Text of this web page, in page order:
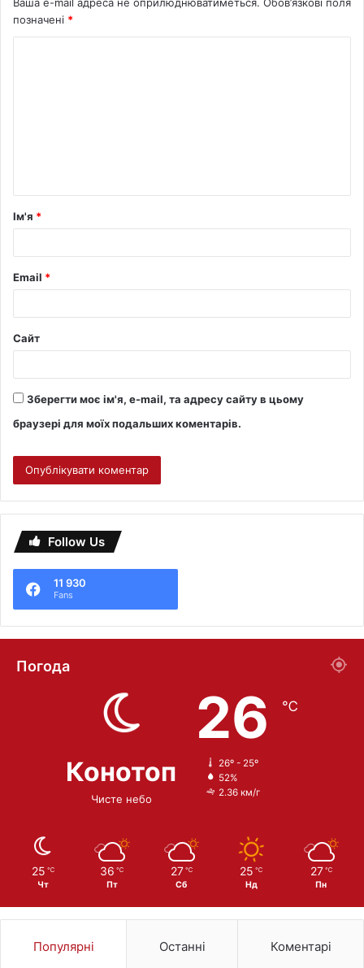
позначені *
Ім'я *
Email *
Сайт
Зберегти моє ім'я, e-mail, та адресу сайту в цьому
браузері для моїх подальших коментарів.
Follow Us
11 930
Fans
Погода
Конотоп
Чисте небо
26 ℃
26º - 25º
52%
2.36 км/г
25 ℃
Чт
36 ℃
Пт
27 ℃
Сб
25 ℃
Нд
27 ℃
Пн
Популярні Останні Коментарі